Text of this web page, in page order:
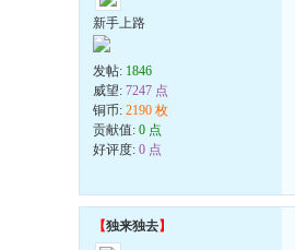
新手上路
发帖: 1846
威望: 7247 点
铜币: 2190 枚
贡献值: 0 点
好评度: 0 点
【独来独去】